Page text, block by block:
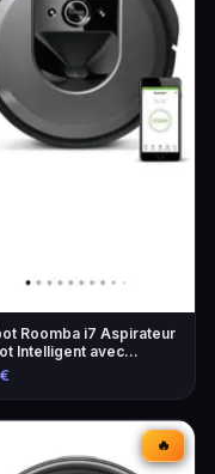
Roomba i7 Aspirateur
Intelligent avec
Avancée
🔥